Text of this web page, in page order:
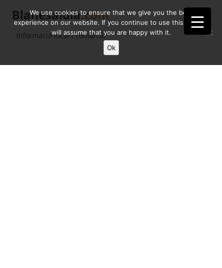
Blanesaldia.com
Informació local i comarcal
We use cookies to ensure that we give you the best
experience on our website. If you continue to use this site we
will assume that you are happy with it.
Ok